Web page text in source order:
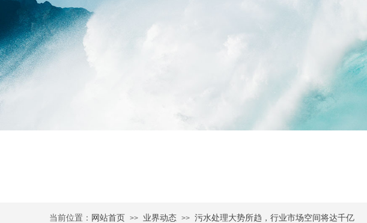
网站首页 >> 业界动态 >> 污水处理大势所趋，行业市场空间将达千亿
当前位置：